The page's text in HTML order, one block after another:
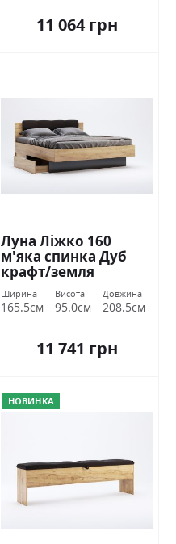
11 064 грн
Луна Ліжко 160
м'яка спинка Дуб
крафт/земля
Міромарк
Ширина
165.5см
Висота
95.0см
Довжина
208.5см
11 741 грн
НОВИНКА